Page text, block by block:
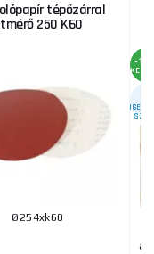
tépőzárral
250 K60
Ø254xk60
-12